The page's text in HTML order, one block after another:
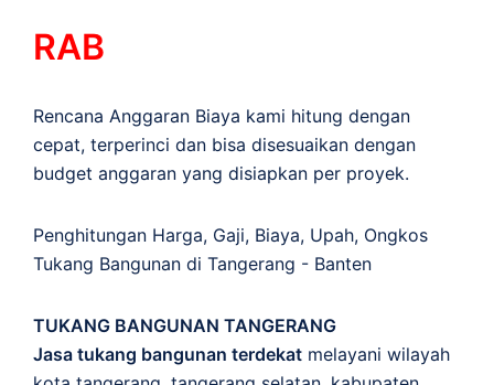
RAB
Rencana Anggaran Biaya kami hitung dengan
cepat, terperinci dan bisa disesuaikan dengan
budget anggaran yang disiapkan per proyek.
Penghitungan Harga, Gaji, Biaya, Upah, Ongkos
Tukang Bangunan di Tangerang - Banten
TUKANG BANGUNAN TANGERANG
Jasa tukang bangunan terdekat melayani wilayah